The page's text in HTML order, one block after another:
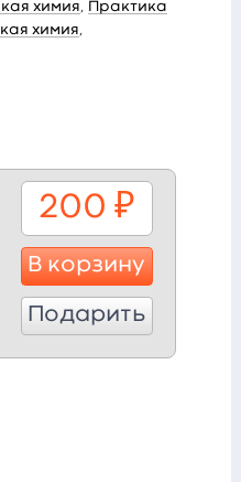
химия
Практика
химия
200 ₽
В корзину
Подарить